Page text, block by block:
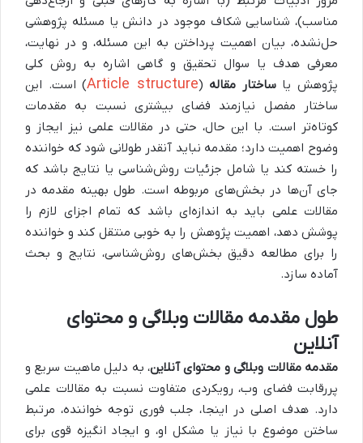
مناسب)، شناسایی شکاف موجود در دانش یا مسئله پژوهشی
حل‌نشده، بیان اهمیت پرداختن به این مسئله، و در نهایت،
معرفی هدف یا سوال تحقیق و گاهی اشاره به روش کلی
پژوهش یاساختار مقاله (
Article structure) است. این
ساختار مفصل نیازمند فضای بیشتری نسبت به مقدمات
کوتاه‌تر است. با این حال، حتی در مقالات علمی نیز ایجاز و
وضوح اهمیت دارد؛ مقدمه نباید آنقدر طولانی شود که خواننده
را خسته کند یا شامل جزئیات روش‌شناسی یا نتایج باشد که
جای آن‌ها در بخش‌های مربوطه است. طول بهینه مقدمه در
مقالات علمی باید به اندازه‌ای باشد که تمام اجزای لازم را
پوشش دهد، اهمیت پژوهش را به خوبی منتقل کند و خواننده
را برای مطالعه دقیق بخش‌های روش‌شناسی، نتایج و بحث
آماده سازد.
طول مقدمه مقالات وبلاگی و محتوای
آنلاین
مقدمه مقالات وبلاگی و محتوای آنلاین، به دلیل ماهیت سریع و
پررقابت فضای وب، رویکردی متفاوت نسبت به مقالات علمی
دارد. هدف اصلی در اینجا، جلب فوری توجه خواننده، مرتبط
ساختن موضوع با نیاز یا مشکل او، و ایجاد انگیزه قوی برای